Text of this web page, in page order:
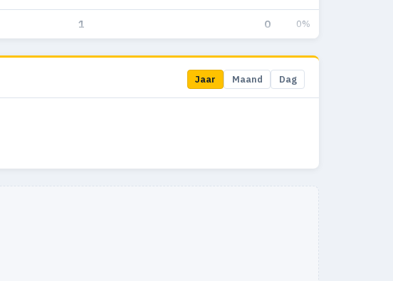
1 0 0%
Jaar Maand Dag